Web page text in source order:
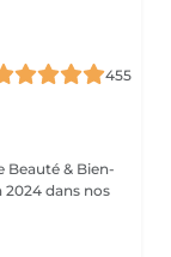
455
2024 dans nos